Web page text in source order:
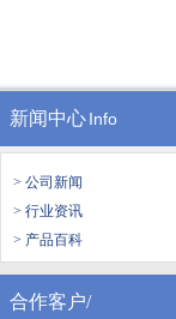
新闻中心Info
> 公司新闻
> 行业资讯
> 产品百科
合作客户/